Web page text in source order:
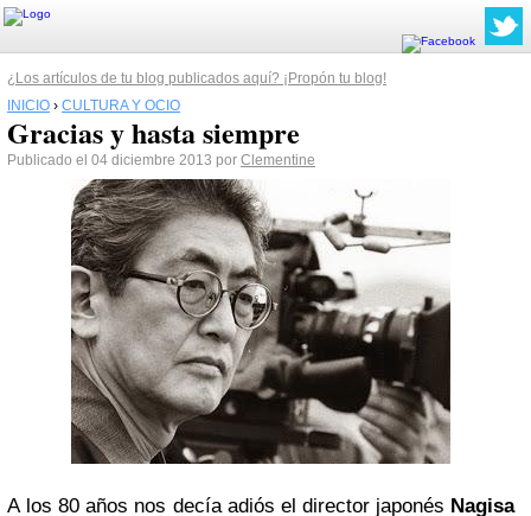
¿Los artículos de tu blog publicados aquí? ¡Propón tu blog!
INICIO › CULTURA Y OCIO
Gracias y hasta siempre
Publicado el 04 diciembre 2013 por Clementine
A los 80 años nos decía adiós el director japonés Nagisa